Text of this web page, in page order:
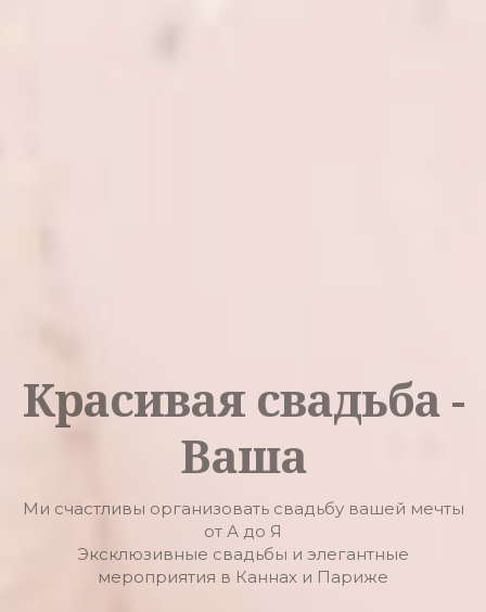
Красивая свадьба -
Ваша
Ми счастливы организовать свадьбу вашей мечты
от А до Я
Эксклюзивные свадьбы и элегантные
мероприятия в Каннах и Париже